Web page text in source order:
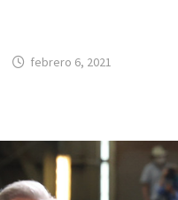
febrero 6, 2021